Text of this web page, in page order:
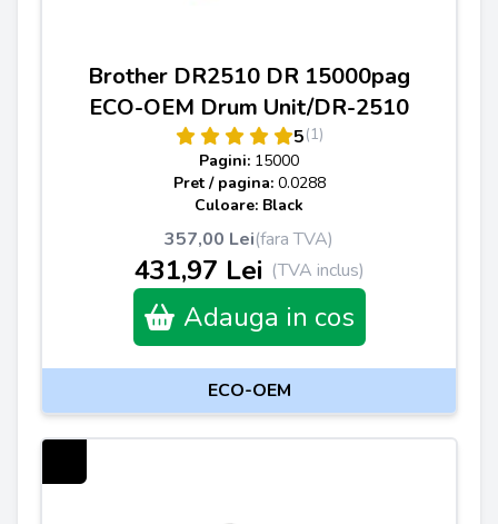
Brother DR2510 DR 15000pag
ECO-OEM Drum Unit/DR-2510
5(1)
Pagini: 15000
Pret / pagina: 0.0288
Culoare: Black
357,00 Lei(fara TVA)
431,97 Lei (TVA inclus)
Adauga in cos
ECO-OEM